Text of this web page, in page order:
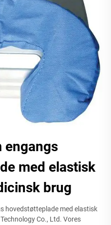
engangs
med elastisk
brug
hovedstøtteplade med elastisk
Co., Ltd. Vores